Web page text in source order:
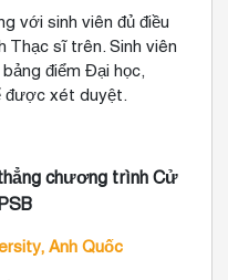
với sinh viên đủ điều
Thạc sĩ trên. Sinh viên
điểm Đại học,
được xét duyệt.
chương trình Cử
Anh Quốc